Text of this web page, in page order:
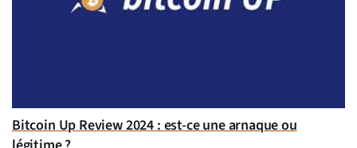
Bitcoin Up Review 2024 : est-ce une arnaque ou